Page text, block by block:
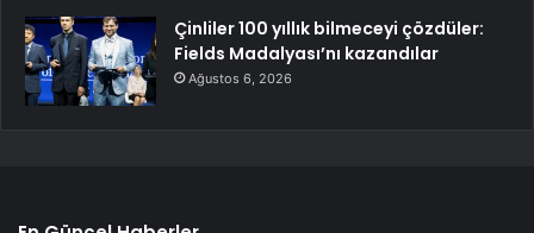
Çinliler 100 yıllık bilmeceyi çözdüler:
Fields Madalyası’nı kazandılar
Ağustos 6, 2026